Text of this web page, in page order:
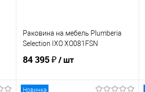
Раковина на мебель Plumberia
Selection IXO XO081FSN
84 395 ₽/ шт
Новинка